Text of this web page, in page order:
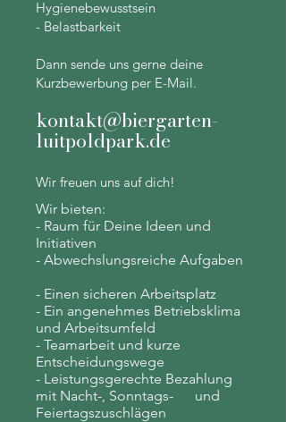
Hygienebewusstsein
- Belastbarkeit
Dann sende uns gerne deine
Kurzbewerbung per E-Mail.
kontakt@biergarten-
luitpoldpark.de
Wir freuen uns auf dich!
Wir bieten:
- Raum für Deine Ideen und
Initiativen
- Abwechslungsreiche Aufgaben
- Einen sicheren Arbeitsplatz
- Ein angenehmes Betriebsklima
und Arbeitsumfeld
- Teamarbeit und kurze
Entscheidungswege
- Leistungsgerechte Bezahlung
mit Nacht-, Sonntags- und
Feiertagszuschlägen